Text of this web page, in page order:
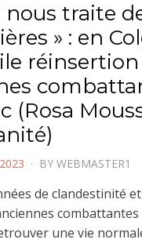
nous traite
» : en
réinsertion
(Rosa
BY WEBMASTER1
de clandestinité
combattantes
une vie